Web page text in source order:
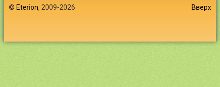
© Eterion, 2009-2026 Вверх